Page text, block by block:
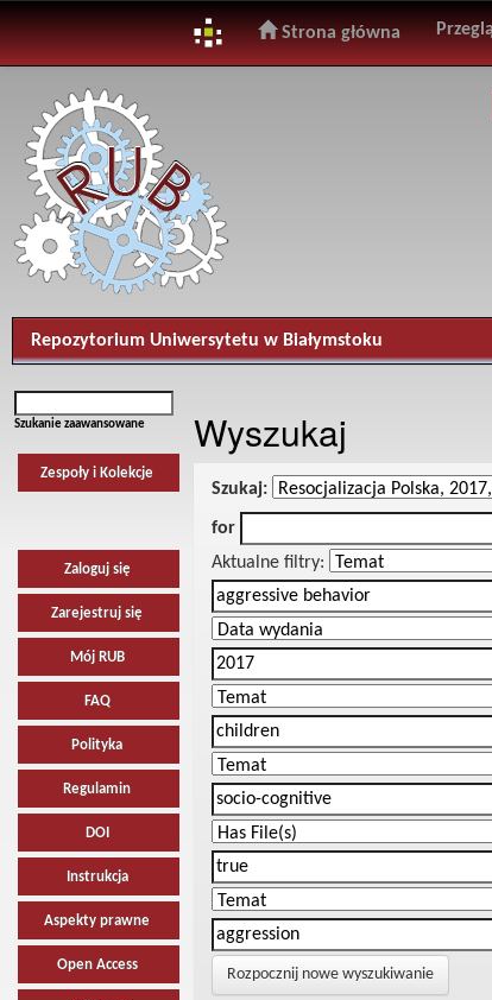
navigation
Strona główna
Repozytorium Uniwersytetu w Białymstoku
Szukanie zaawansowane
Zespoły i Kolekcje
Zaloguj się
Zarejestruj się
Mój RUB
FAQ
Polityka
Regulamin
DOI
Instrukcja
Aspekty prawne
Open Access
Wyszukaj
Szukaj:
for
Aktualne filtry:
Rozpocznij nowe wyszukiwanie